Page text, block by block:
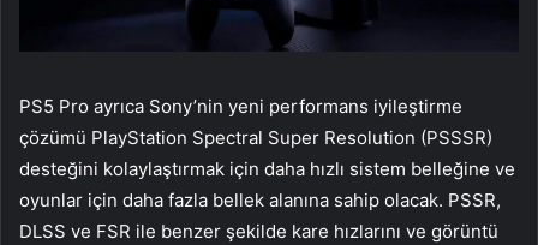
PS5 Pro ayrıca Sony’nin yeni performans iyileştirme
çözümü PlayStation Spectral Super Resolution (PSSSR)
desteğini kolaylaştırmak için daha hızlı sistem belleğine ve
oyunlar için daha fazla bellek alanına sahip olacak. PSSR,
DLSS ve FSR ile benzer şekilde kare hızlarını ve görüntü